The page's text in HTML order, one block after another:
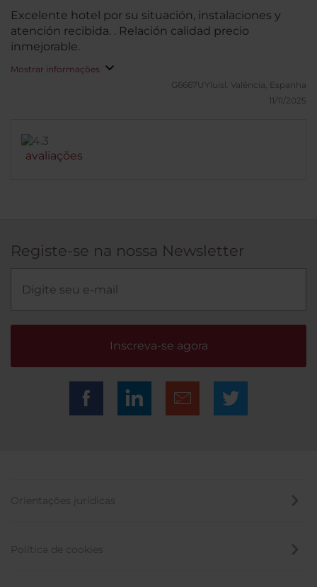
Excelente hotel por su situación, instalaciones y
atención recibida. . Relación calidad precio
inmejorable.
Mostrar informações
G6667UYluisl. Valência, Espanha
11/11/2025
avaliações
Registe-se na nossa Newsletter
Inscreva-se agora
Orientações jurídicas
Política de cookies